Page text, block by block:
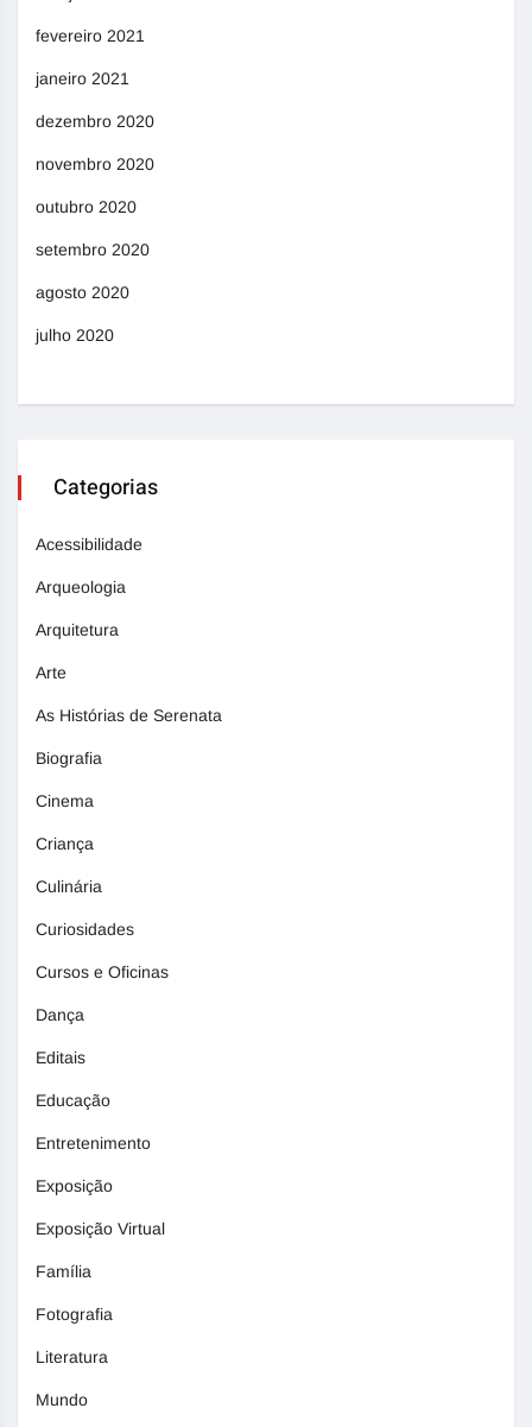
fevereiro 2021
janeiro 2021
dezembro 2020
novembro 2020
outubro 2020
setembro 2020
agosto 2020
julho 2020
Categorias
Acessibilidade
Arqueologia
Arquitetura
Arte
As Histórias de Serenata
Biografia
Cinema
Criança
Culinária
Curiosidades
Cursos e Oficinas
Dança
Editais
Educação
Entretenimento
Exposição
Exposição Virtual
Família
Fotografia
Literatura
Mundo